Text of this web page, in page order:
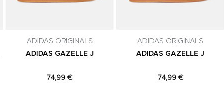
ADIDAS ORIGINALS
ADIDAS GAZELLE J
74,99 €
ADIDAS ORIGINALS
ADIDAS GAZELLE J
74,99 €